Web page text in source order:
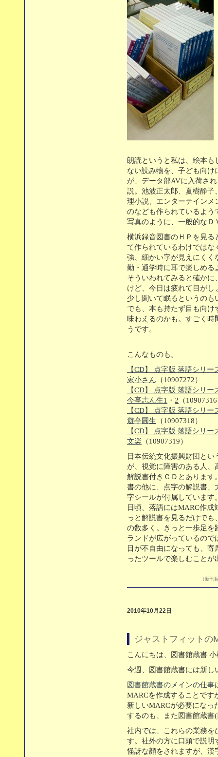
朗読というと私は、絵本
ない読み物を、子ども向
が、データ部AVに入荷さ
説。池波正太郎、夏樹静
理小説、エンターテインメ
のなども作られているよう
写真のように、一般的なＤ
横浜録音図書のＨＰを見る
て作られているわけではな
強、細かい字が見えにくく
勤・通学時に耳で楽しめる
そういわれてみると確か
けど、今日は疲れて目が
少し聞いて眠るというの
でも、本も持たず目も向
味わえるのかも。すごく
うです。
こんなものも。
【CD】 点字版 落語シリ
家小さん （10907272）
【CD】 点字版 落語シリ
今亭志ん生1 ・ 2 （
【CD】 点字版 落語シリ
遊亭圓生 （10907318）
【CD】 点字版 落語シリ
文楽 （10907319）
日本伝統文化振興財団と
が、視覚に障害のある人
解説書付きＣＤとあります
書の他に、点字の解説書、
字シールが付属しています
日頃、落語にはMARC作
っと解説書を見るだけで
の数多く。きっと一歩足を
ランドが広がっているの
目が不自由になっても、
ったツールで楽しむこと
（新
2010年10月22日
ジャストフィットの
こんにちは、図書館蔵書
今週、図書館蔵書には新し
図書館蔵書のメインの仕事
MARCを作成することです
新しいMARCが必要になっ
するのも、また図書館蔵書
社内では、これらの業務を
す。社外の方に口頭で説明
怪訝な顔をされますが、漢